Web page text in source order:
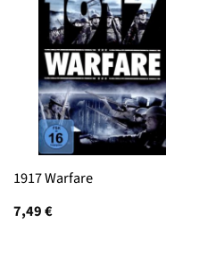
1917 Warfare
7,49€